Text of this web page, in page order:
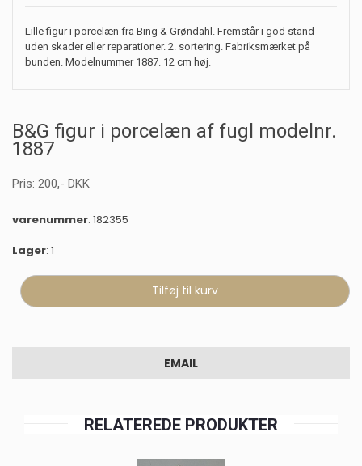
Lille figur i porcelæn fra Bing & Grøndahl. Fremstår i god stand
uden skader eller reparationer. 2. sortering. Fabriksmærket på
bunden. Modelnummer 1887. 12 cm høj.
B&G figur i porcelæn af fugl modelnr.
1887
Pris: 200,- DKK
varenummer: 182355
Lager: 1
EMAIL
RELATEREDE PRODUKTER